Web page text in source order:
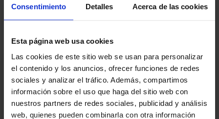
Consentimiento Detalles Acerca de las cookies
Esta página web usa cookies
Las cookies de este sitio web se usan para personalizar
el contenido y los anuncios, ofrecer funciones de redes
sociales y analizar el tráfico. Además, compartimos
información sobre el uso que haga del sitio web con
nuestros partners de redes sociales, publicidad y análisis
web, quienes pueden combinarla con otra información
Herramientas para mi día a día
Ficha técnica
Abierto desde el
domingo, 7 de noviembre de 2021